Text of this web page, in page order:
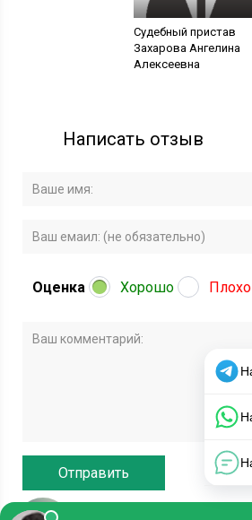
Судебный пристав
Захарова Ангелина
Алексеевна
Написать отзыв
Оценка Хорошо Плохо